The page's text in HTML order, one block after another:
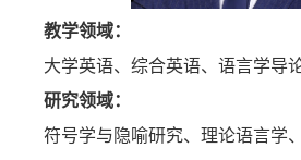
教学领域：
大学英语、综合英语、语言学导
研究领域：
符号学与隐喻研究、理论语言学